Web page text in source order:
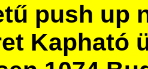
push up
Kapható